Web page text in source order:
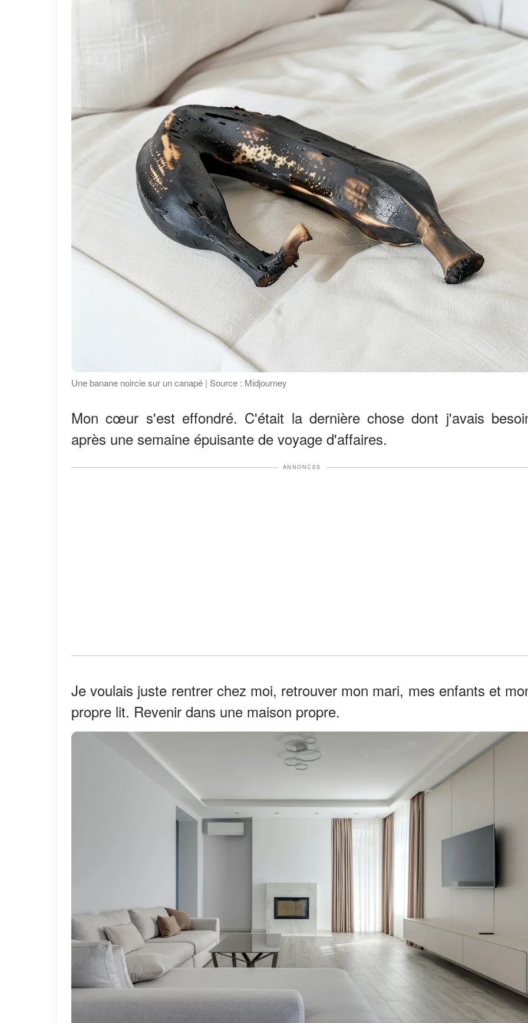
Une banane noircie sur un canapé | Source : Midjourney
Mon cœur s'est effondré. C'était la dernière chose dont j'avais
après une semaine épuisante de voyage d'affaires.
ANNONCES
Je voulais juste rentrer chez moi, retrouver mon mari, mes enfants et
propre lit. Revenir dans une maison propre.